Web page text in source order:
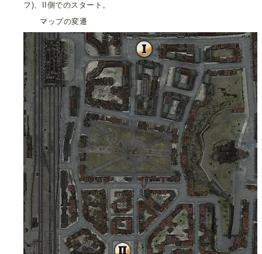
フ)、II側でのスタート。
マップの変遷